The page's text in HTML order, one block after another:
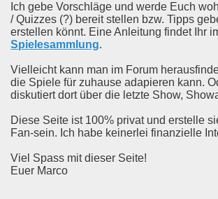
Ich gebe Vorschläge und werde Euch
/ Quizzes (?) bereit stellen bzw. Tipps
erstellen könnt. Eine Anleitung findet Ihr
Spielesammlung.
Vielleicht kann man im Forum
die Spiele für zuhause adapieren kann.
diskutiert dort über die letzte Show,
Diese Seite ist 100% privat und erstelle
Fan-sein. Ich habe keinerlei finanzielle
Viel Spass mit dieser Seite!
Euer Marco